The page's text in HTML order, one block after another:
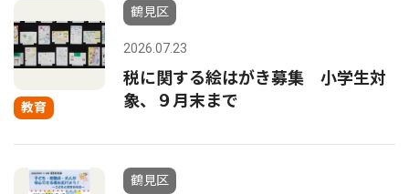
教育
鶴見区
2026.07.23
税に関する絵はがき募集 小学生対
象、９月末まで
鶴見区